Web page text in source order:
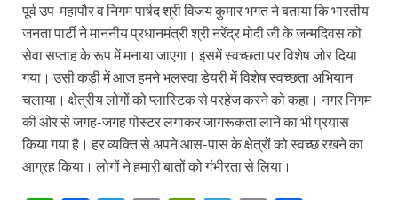
पूर्व उप-महापौर व निगम पार्षद श्री विजय कुमार भगत ने बताया कि भारतीय
जनता पार्टी ने माननीय प्रधानमंत्री श्री नरेंद्र मोदी जी के जन्मदिवस को
सेवा सप्ताह के रूप में मनाया जाएगा। इसमें स्वच्छता पर विशेष जोर दिया
गया। उसी कड़ी में आज हमने भलस्वा डेयरी में विशेष स्वच्छता अभियान
चलाया। क्षेत्रीय लोगों को प्लास्टिक से परहेज करने को कहा। नगर निगम
की ओर से जगह-जगह पोस्टर लगाकर जागरूकता लाने का भी प्रयास
किया गया है। हर व्यक्ति से अपने आस-पास के क्षेत्रों को स्वच्छ रखने का
आग्रह किया। लोगों ने हमारी बातों को गंभीरता से लिया।